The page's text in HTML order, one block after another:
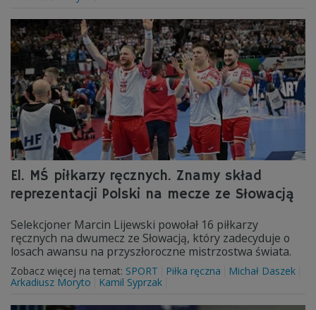
El. MŚ piłkarzy ręcznych. Znamy skład
reprezentacji Polski na mecze ze Słowacją
Selekcjoner Marcin Lijewski powołał 16 piłkarzy
ręcznych na dwumecz ze Słowacją, który zadecyduje o
losach awansu na przyszłoroczne mistrzostwa świata.
Zobacz więcej na temat: SPORT Piłka ręczna
Michał Daszek
Arkadiusz Moryto
Kamil Syprzak